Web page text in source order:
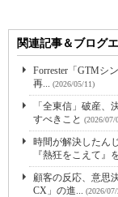
関連記事＆ブログ
Forrester「GTMシ
再... (2026/05/11)
「全東信」破産
すべきこと (2026/07/
時間が解決したん
『熱狂をこえて』
顧客の反応、意思
CX」の進... (2026/